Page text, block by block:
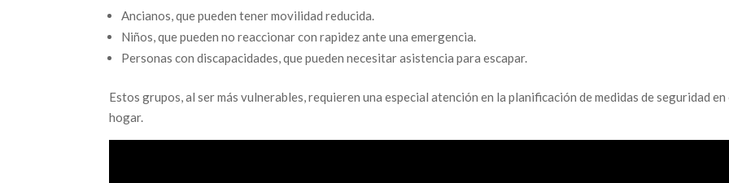
Ancianos, que pueden tener movilidad reducida.
Niños, que pueden no reaccionar con rapidez ante una emergencia.
Personas con discapacidades, que pueden necesitar asistencia para escapar.
Estos grupos, al ser más vulnerables, requieren una especial atención en la planificación de medidas de seguridad en
hogar.